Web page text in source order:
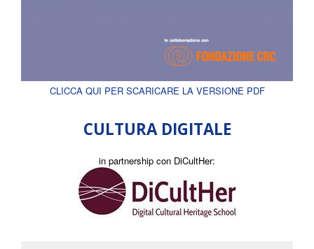
CLICCA QUI PER SCARICARE LA VERSIONE PDF
CULTURA DIGITALE
in partnership con DiCultHer: